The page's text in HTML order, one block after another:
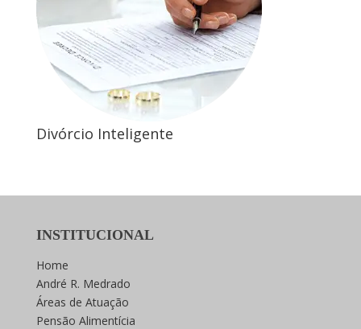
Divórcio Inteligente
INSTITUCIONAL
Home
André R. Medrado
Áreas de Atuação
Pensão Alimentícia